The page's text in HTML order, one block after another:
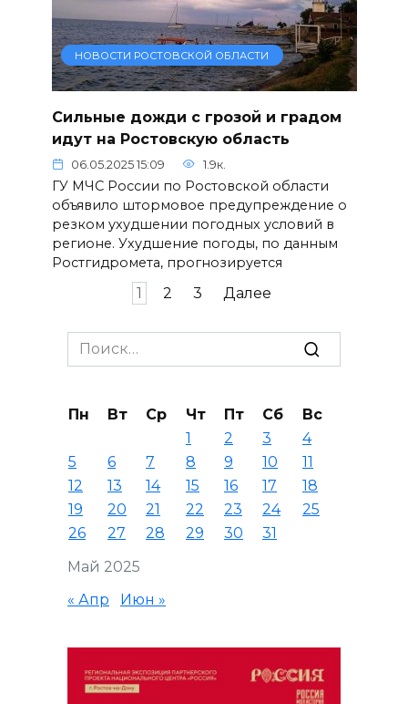
НОВОСТИ РОСТОВСКОЙ ОБЛАСТИ
Сильные дожди с грозой и градом
идут на Ростовскую область
06.05.2025 15:09 1.9к.
ГУ МЧС России по Ростовской области
объявило штормовое предупреждение о
резком ухудшении погодных условий в
регионе. Ухудшение погоды, по данным
Ростгидромета, прогнозируется
1 2 3 Далее
Search
for:
Май 2025
Пн Вт Ср Чт Пт Сб
Вс
1
2 3
4
5
6 7 8 9 10
11
12
13 14 15 16 17
18
19
20 21 22 23 24
25
26
27 28 29 30 31
« Апр Июн »